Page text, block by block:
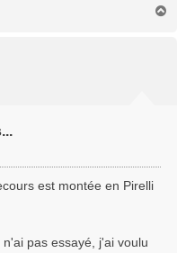
est montée en Pirelli
pas essayé, j'ai voulu